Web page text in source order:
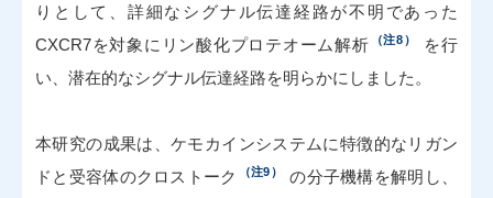
りとして、詳細なシグナル伝達経路が不明であった
CXCR7を対象にリン酸化プロテオーム解析
（注8）
を行
い、潜在的なシグナル伝達経路を明らかにしました。
本研究の成果は、ケモカインシステムに特徴的なリガン
ドと受容体のクロストーク
（注9）
の分子機構を解明し、